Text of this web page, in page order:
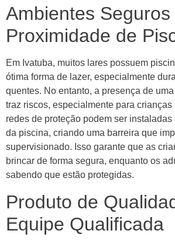
Ambientes Seguros
Proximidade de
Em Ivatuba, muitos lares possuem
ótima forma de lazer, especialmente
quentes. No entanto, a presença de
traz riscos, especialmente para crianças
redes de proteção podem ser
da piscina, criando uma barreira que
supervisionado. Isso garante que as
brincar de forma segura, enquanto os
sabendo que estão protegidas.
Produto de
Equipe Qualificada